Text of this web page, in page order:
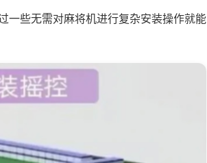
一些无需对麻将机进行复杂安装操作就能